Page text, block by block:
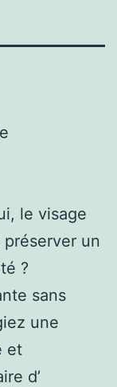
le visage
un
?
sans
une
et
d’